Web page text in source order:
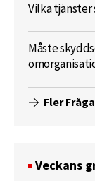
Vilka tjänster
Måste
Fler
Veckans